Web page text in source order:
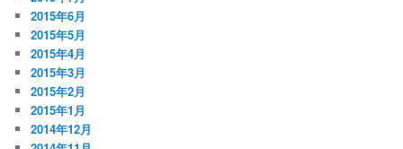
2015年6月
2015年5月
2015年4月
2015年3月
2015年2月
2015年1月
2014年12月